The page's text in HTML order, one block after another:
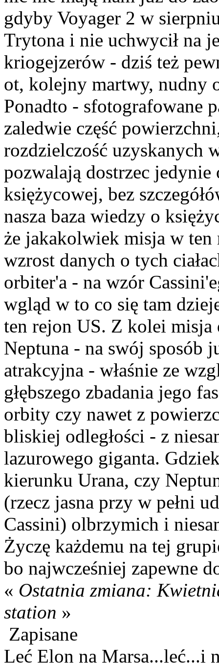
gdyby Voyager 2 w
Trytona i nie uchwycił na
kriogejzerów - dziś też
ot, kolejny martwy, nudny
Ponadto - sfotografowane
zaledwie część
rozdzielczość uzyskanych
pozwalają dostrzec
księżycowej, bez
nasza baza wiedzy o
że jakakolwiek misja w
wzrost danych o tych
orbiter'a - na wzór
wgląd w to co się tam
ten rejon US. Z kolei
Neptuna - na swój sposób
atrakcyjna - właśnie ze
głębszego zbadania jego
orbity czy nawet z
bliskiej odległości - z
lazurowego giganta.
kierunku Urana, czy
(rzecz jasna przy w pełni
Cassini) olbrzymich i
Życzę każdemu na tej
bo najwcześniej zapewne
« Ostatnia zmiana:
station »
Zapisane
Leć Elon na Marsa...leć...i